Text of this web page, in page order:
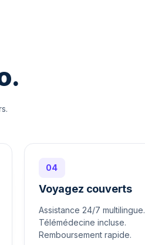
04
Voyagez couverts
Assistance 24/7 multilingue.
Télémédecine incluse.
Remboursement rapide.